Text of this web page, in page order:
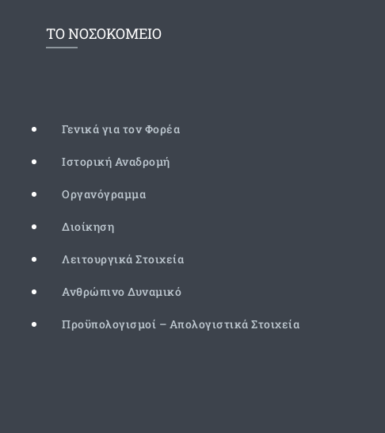
ΤΟ ΝΟΣΟΚΟΜΕΙΟ
Γενικά για τον Φορέα
Ιστορική Αναδρομή
Οργανόγραμμα
Διοίκηση
Λειτουργικά Στοιχεία
Ανθρώπινο Δυναμικό
Προϋπολογισμοί – Απολογιστικά Στοιχεία